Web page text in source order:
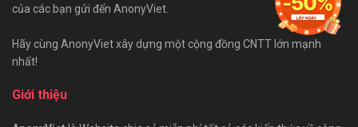
của các bạn gửi đến AnonyViet.
Hãy cùng AnonyViet xây dựng một cộng đồng CNTT lớn mạnh
nhất!
Giới thiệu